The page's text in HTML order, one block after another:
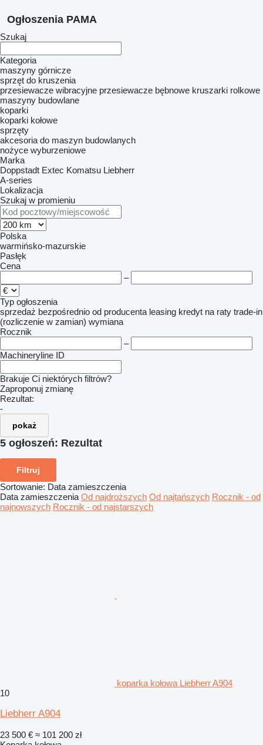
Ogłoszenia PAMA
Szukaj
Kategoria
maszyny górnicze
sprzęt do kruszenia
przesiewacze wibracyjne przesiewacze bębnowe kruszarki rolkowe
maszyny budowlane
koparki
koparki kołowe
sprzęty
akcesoria do maszyn budowlanych
nożyce wyburzeniowe
Marka
Doppstadt Extec Komatsu Liebherr
A-series
Lokalizacja
Szukaj w promieniu
Polska
warmińsko-mazurskie
Pasłęk
Cena
–
Typ ogłoszenia
sprzedaż bezpośrednio od producenta leasing kredyt na raty trade-in
(rozliczenie w zamian) wymiana
Rocznik
–
Machineryline ID
Brakuje Ci niektórych filtrów?
Zaproponuj zmianę
Rezultat:
-
pokaż
5 ogłoszeń: Rezultat
Filtruj
Sortowanie: Data zamieszczenia
Data zamieszczenia Od najdroższych Od najtańszych Rocznik - od
najnowszych Rocznik - od najstarszych
koparka kołowa Liebherr A904
10
Liebherr A904
23 500 € ≈ 101 200 zł